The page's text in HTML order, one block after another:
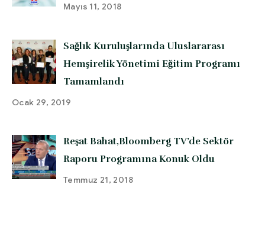
Mayıs 11, 2018
Sağlık Kuruluşlarında Uluslararası
Hemşirelik Yönetimi Eğitim Programı
Tamamlandı
Ocak 29, 2019
Reşat Bahat,Bloomberg TV’de Sektör
Raporu Programına Konuk Oldu
Temmuz 21, 2018